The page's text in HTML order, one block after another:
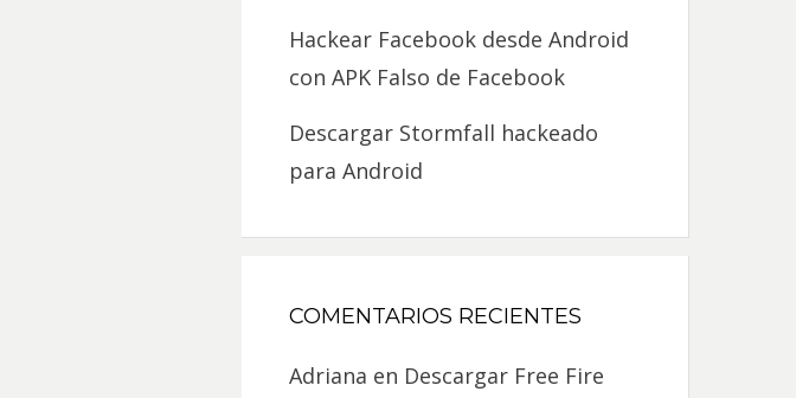
Hackear Facebook desde Android
con APK Falso de Facebook
Descargar Stormfall hackeado
para Android
COMENTARIOS RECIENTES
Adriana en Descargar Free Fire